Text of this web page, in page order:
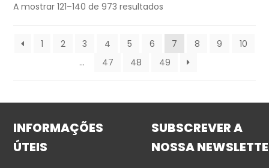
A mostrar 121–140 de 973 resultados
1 2 3 4 5 6 7 8 9
10
…
47 48 49
INFORMAÇÕES
ÚTEIS
SUBSCREVER A
NOSSA